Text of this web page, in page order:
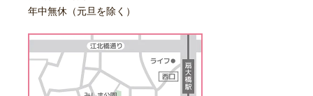
年中無休（元旦を除く）